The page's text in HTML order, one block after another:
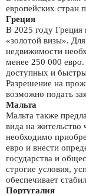
европейских стран
Греция
В 2025 году
«золотой визы».
недвижимости
менее 250 000
доступных и
Разрешение на
возможно подать
Мальта
Мальта также
вида на жительство
необходимо
евро и внести
государства и
строгие условия,
обеспечивает
Португалия